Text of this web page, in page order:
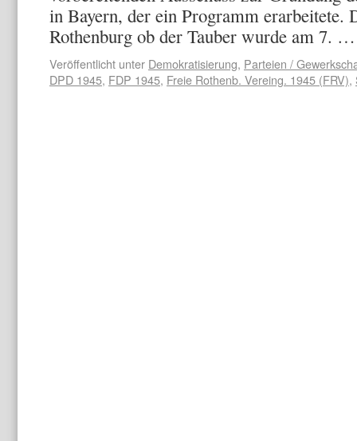
in Bayern, der ein Programm erarbeitete.
Rothenburg ob der Tauber wurde am 7.
Veröffentlicht unter Demokratisierung, Parteien /
DPD 1945, FDP 1945, Freie Rothenb. Vereing. 1945 (FRV),